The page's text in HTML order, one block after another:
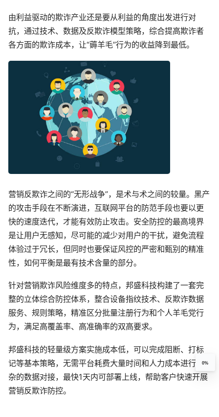
由利益驱动的欺诈产业还是要从利益的角度出发进行对
抗，通过技术、数据及反欺诈模型策略，综合提高欺诈者
各方面的欺诈成本，让“薅羊毛”行为的收益降到最低。
营销反欺诈之间的“无形战争”，是术与术之间的较量。黑产
的攻击手段在不断演进，互联网平台的防范手段也要以更
快的速度迭代，才能有效防止攻击。安全防控的最高境界
是让用户无感知，尽可能的减少对用户的干扰，避免流程
体验过于冗长，但同时也要保证风控的严密和甄别的精准
性，如何平衡是最有技术含量的部分。
针对营销欺诈风险维度多的特点，邦盛科技构建了一套完
整的立体综合防控体系，整合设备指纹技术、反欺诈数据
服务、规则策略，精准区分批量注册行为和个人羊毛党行
为，满足高覆盖率、高准确率的双高要求。
邦盛科技的轻量级方案实施成本低，可以完成阻断、打标
记等基本策略，无需平台耗费大量时间和人力成本进行复
杂的数据对接，最快1天内可部署上线，帮助客户快速开展
营销反欺诈防控。
0%